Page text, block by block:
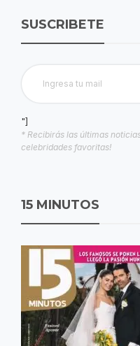
SUSCRIBETE
"]
* Recibirás las últimas
celebridades favoritas!
15 MINUTOS